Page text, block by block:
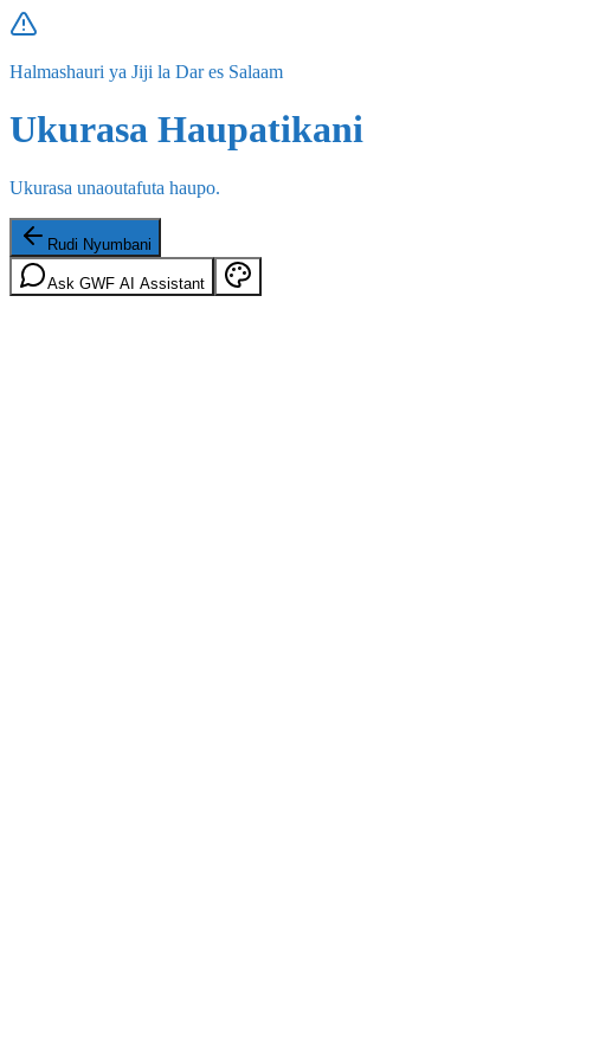
Halmashauri ya Jiji la Dar es Salaam
Ukurasa Haupatikani
Ukurasa unaoutafuta haupo.
Rudi Nyumbani
Ask GWF AI Assistant